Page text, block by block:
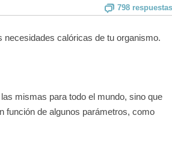
798 respuestas
calóricas de tu organismo.
mismas para todo el mundo, sino que
función de algunos parámetros, como